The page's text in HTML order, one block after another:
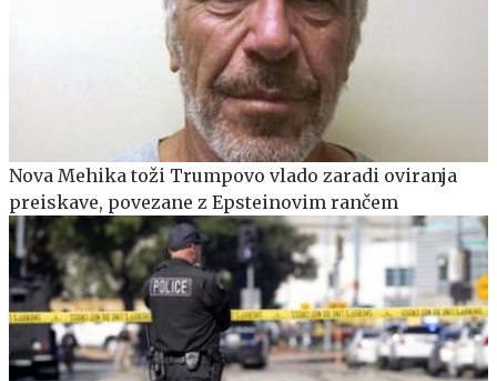
Nova Mehika toži Trumpovo vlado zaradi oviranja
preiskave, povezane z Epsteinovim rančem